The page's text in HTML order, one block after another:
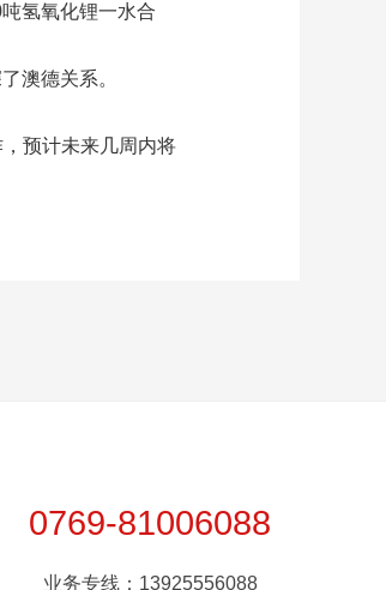
氢氧化锂一水合
澳德关系。
预计未来几周内将
0769-81006088
业务专线：13925556088